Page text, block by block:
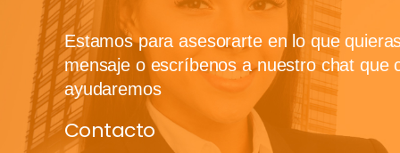
Estamos para asesorarte en lo que
mensaje o escríbenos a nuestro chat que
ayudaremos
Contacto